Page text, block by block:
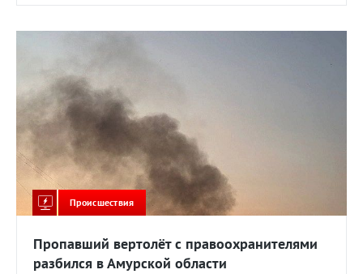
Происшествия
Пропавший вертолёт с правоохранителями
разбился в Амурской области